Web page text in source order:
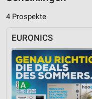
4 Prospekte
EURONICS
Performance
Funktional
Werbung